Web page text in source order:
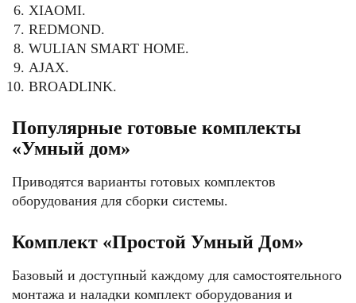
XIAOMI.
REDMOND.
WULIAN SMART HOME.
AJAX.
BROADLINK.
Популярные готовые комплекты
«Умный дом»
Приводятся варианты готовых комплектов
оборудования для сборки системы.
Комплект «Простой Умный Дом»
Базовый и доступный каждому для самостоятельного
монтажа и наладки комплект оборудования и